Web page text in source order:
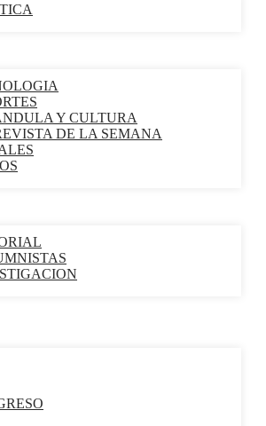
Y CULTURA
DE LA SEMANA